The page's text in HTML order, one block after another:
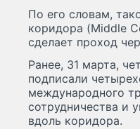
По его словам,
коридора (Middle
сделает проход
Ранее, 31 марта,
подписали
международного
сотрудничества и
вдоль коридора.